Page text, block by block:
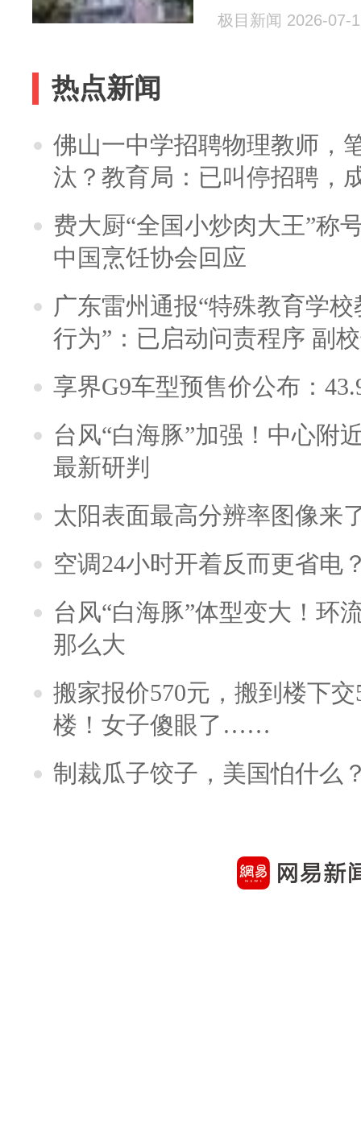
钱，法院判
极目新闻 2026-07-
热点新闻
佛山一中学招聘物理教师，
汰？教育局：已叫停招聘，
费大厨“全国小炒肉大王”称
中国烹饪协会回应
广东雷州通报“特殊教育学
行为”：已启动问责程序 副
享界G9车型预售价公布：
台风“白海豚”加强！中心附
最新研判
太阳表面最高分辨率图像来
空调24小时开着反而更省电
台风“白海豚”体型变大！环
那么大
搬家报价570元，搬到楼下
楼！女子傻眼了……
制裁瓜子饺子，美国怕什么